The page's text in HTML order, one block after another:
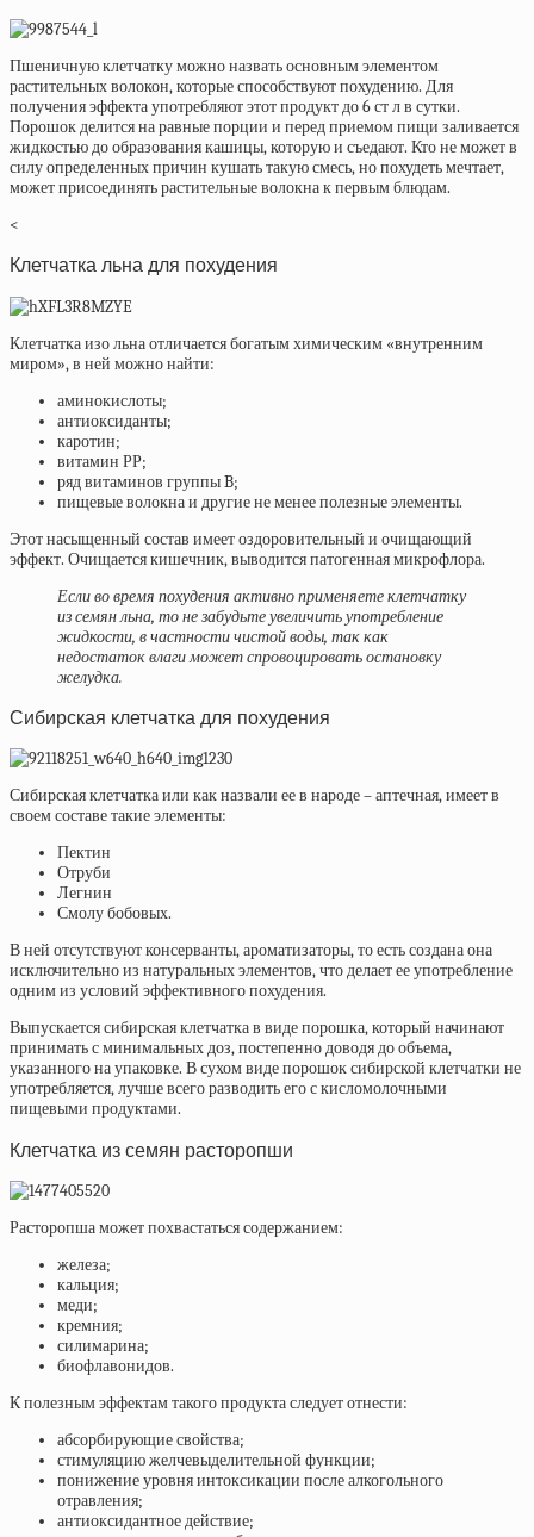
Пшеничную клетчатку можно назвать основным элементом
растительных волокон, которые способствуют похудению. Для
получения эффекта употребляют этот продукт до 6 ст л в сутки.
Порошок делится на равные порции и перед приемом пищи заливается
жидкостью до образования кашицы, которую и съедают. Кто не может в
силу определенных причин кушать такую смесь, но похудеть мечтает,
может присоединять растительные волокна к первым блюдам.
<
Клетчатка льна для похудения
Клетчатка изо льна отличается богатым химическим «внутренним
миром», в ней можно найти:
аминокислоты;
антиоксиданты;
каротин;
витамин РР;
ряд витаминов группы B;
пищевые волокна и другие не менее полезные элементы.
Этот насыщенный состав имеет оздоровительный и очищающий
эффект. Очищается кишечник, выводится патогенная микрофлора.
Если во время похудения активно применяете клетчатку
из семян льна, то не забудьте увеличить употребление
жидкости, в частности чистой воды, так как
недостаток влаги может спровоцировать остановку
желудка.
Сибирская клетчатка для похудения
Сибирская клетчатка или как назвали ее в народе – аптечная, имеет в
своем составе такие элементы:
Пектин
Отруби
Легнин
Смолу бобовых.
В ней отсутствуют консерванты, ароматизаторы, то есть создана она
исключительно из натуральных элементов, что делает ее употребление
одним из условий эффективного похудения.
Выпускается сибирская клетчатка в виде порошка, который начинают
принимать с минимальных доз, постепенно доводя до объема,
указанного на упаковке. В сухом виде порошок сибирской клетчатки не
употребляется, лучше всего разводить его с кисломолочными
пищевыми продуктами.
Клетчатка из семян расторопши
Расторопша может похвастаться содержанием:
железа;
кальция;
меди;
кремния;
силимарина;
биофлавонидов.
К полезным эффектам такого продукта следует отнести:
абсорбирующие свойства;
стимуляцию желчевыделительной функции;
понижение уровня интоксикации после алкогольного
отравления;
антиоксидантное действие;